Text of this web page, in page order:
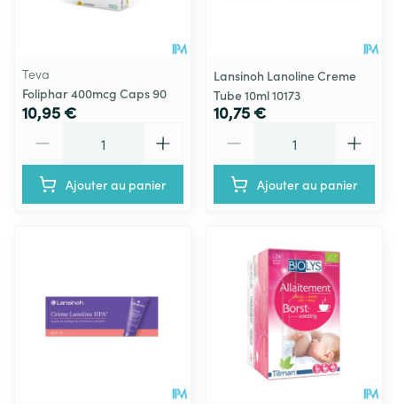
Teva
Foliphar 400mcg Caps 90
10,95 €
Ajouter au panier
Lansinoh Lanoline Creme
Tube 10ml 10173
10,75 €
Ajouter au panier